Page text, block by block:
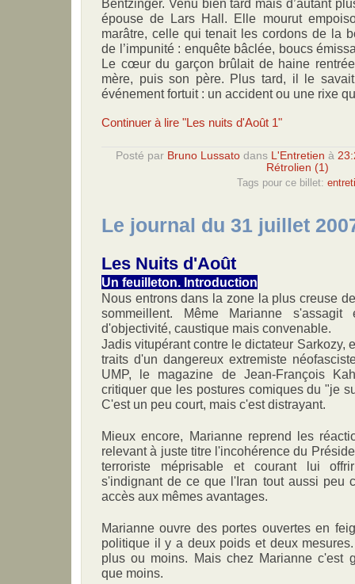
Bentzinger. Venu bien tard mais d’autant
épouse de Lars Hall. Elle mourut
marâtre, celle qui tenait les cordons de la
de l’impunité : enquête bâclée, boucs
Le cœur du garçon brûlait de haine
mère, puis son père. Plus tard, il le
événement fortuit : un accident ou une rixe
Continuer à lire "Les nuits d'Août 1"
Posté par Bruno Lussatodans L'Entretien à
Rétrolien (1)
Tags pour ce billet:
Le journal du 31 juillet
Les Nuits d'Août
Un feuilleton. Introduction
Nous entrons dans la zone la plus creuse
sommeillent. Même Marianne
d'objectivité, caustique mais convenable.
Jadis vitupérant contre le dictateur Sarkozy,
traits d'un dangereux extremiste
UMP, le magazine de Jean-François
critiquer que les postures comiques du "je
C'est un peu court, mais c'est distrayant.
Mieux encore, Marianne reprend les
relevant à juste titre l'incohérence du
terroriste méprisable et courant lui
s'indignant de ce que l'Iran tout aussi peu
accès aux mêmes avantages.
Marianne ouvre des portes ouvertes en
politique il y a deux poids et deux
plus ou moins. Mais chez Marianne c'est
que moins.